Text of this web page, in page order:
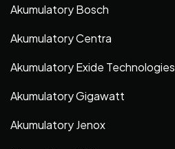
Akumulatory Bosch
Akumulatory Centra
Akumulatory Exide Technologies
Akumulatory Gigawatt
Akumulatory Jenox